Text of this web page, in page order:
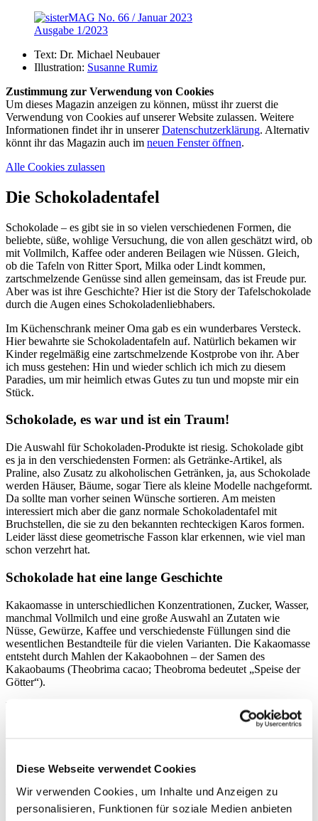
Diese Webseite verwendet Cookies
Wir verwenden Cookies, um Inhalte und Anzeigen zu
personalisieren, Funktionen für soziale Medien anbieten
Ausgabe 1/2023
Text: Dr. Michael Neubauer
Illustration: Susanne Rumiz
Zustimmung zur Verwendung von Cookies
Um dieses Magazin anzeigen zu können, müsst ihr zuerst die
Verwendung von Cookies auf unserer Website zulassen. Weitere
Informationen findet ihr in unsererDatenschutzerklärung. Alternativ
könnt ihr das Magazin auch im neuen Fenster öffnen.
Alle Cookies zulassen
Die Schokoladentafel
Schokolade – es gibt sie in so vielen verschiedenen Formen, die
beliebte, süße, wohlige Versuchung, die von allen geschätzt wird, ob
mit Vollmilch, Kaffee oder anderen Beilagen wie Nüssen. Gleich,
ob die Tafeln von Ritter Sport, Milka oder Lindt kommen,
zartschmelzende Genüsse sind allen gemeinsam, das ist Freude pur.
Aber was ist ihre Geschichte? Hier ist die Story der Tafelschokolade
durch die Augen eines Schokoladenliebhabers.
Im Küchenschrank meiner Oma gab es ein wunderbares Versteck.
Hier bewahrte sie Schokoladentafeln auf. Natürlich bekamen wir
Kinder regelmäßig eine zartschmelzende Kostprobe von ihr. Aber
ich muss gestehen: Hin und wieder schlich ich mich zu diesem
Paradies, um mir heimlich etwas Gutes zu tun und mopste mir ein
Stück.
Schokolade, es war und ist ein Traum!
Die Auswahl für Schokoladen-Produkte ist riesig. Schokolade gibt
es ja in den verschiedensten Formen: als Getränke-Artikel, als
Praline, also Zusatz zu alkoholischen Getränken, ja, aus Schokolade
werden Häuser, Bäume, sogar Tiere als kleine Modelle nachgeformt.
Da sollte man vorher seinen Wünsche sortieren. Am meisten
interessiert mich aber die ganz normale Schokoladentafel mit
Bruchstellen, die sie zu den bekannten rechteckigen Karos formen.
Leider lässt diese geometrische Fasson klar erkennen, wie viel man
schon verzehrt hat.
Schokolade hat eine lange Geschichte
Kakaomasse in unterschiedlichen Konzentrationen, Zucker, Wasser,
manchmal Vollmilch und eine große Auswahl an Zutaten wie
Nüsse, Gewürze, Kaffee und verschiedenste Füllungen sind die
wesentlichen Bestandteile für die vielen Varianten. Die Kakaomasse
entsteht durch Mahlen der Kakaobohnen – der Samen des
Kakaobaums (Theobrima cacao; Theobroma bedeutet „Speise der
Götter“).
Der Baum benötigt viel Wärme (möglichst konstant über 16 °C),
genügend Wasser und guten Boden zum Gedeihen. Er wächst
letztlich in einem relativ schmalen Gürtel nördlich und südlich des
ist kein Wunder, dass die in Westafrika günstig gelegene
wieChristoph Kolumbus, wahrscheinlich eherHernan Cortes
1528, die Frucht nach Spanien gebracht hatte, war sie ungenießbar.